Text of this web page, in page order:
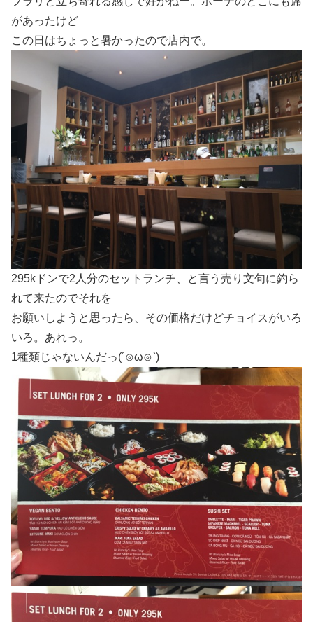
があったけど
この日はちょっと暑かったので店内で。
295kドンで2人分のセットランチ、と言う売り文句に釣ら
れて来たのでそれを
お願いしようと思ったら、その価格だけどチョイスがいろ
いろ。あれっ。
1種類じゃないんだっ(´⊙ω⊙`)